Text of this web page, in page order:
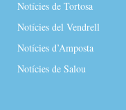
Notícies de Tortosa
Notícies del Vendrell
Notícies d’Amposta
Notícies de Salou